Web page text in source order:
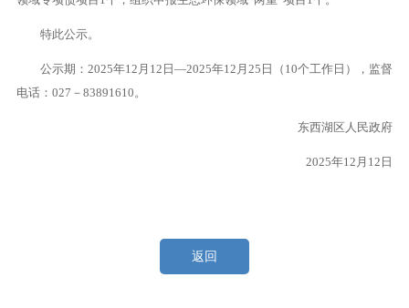
特此公示。
公示期：2025年12月12日—2025年12月25日（10个工作日），监督
电话：027－83891610。
东西湖区人民政府
2025年12月12日
返回